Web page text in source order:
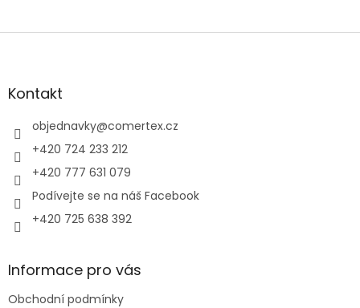
Z
aKontakt
objednavky@comertex.cz
+420 724 233 212
+420 777 631 079
Podívejte se na náš Facebook
+420 725 638 392
Informace pro vás
Obchodní podmínky